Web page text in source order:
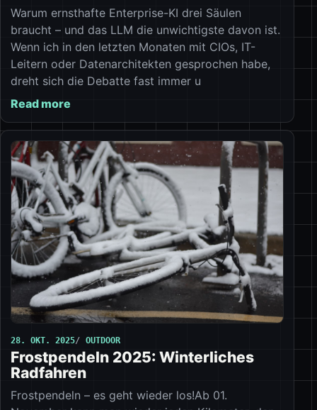
Warum ernsthafte Enterprise-KI drei Säulen
braucht – und das LLM die unwichtigste davon ist.
Wenn ich in den letzten Monaten mit CIOs, IT-
Leitern oder Datenarchitekten gesprochen habe,
dreht sich die Debatte fast immer u
Read more
28. OKT. 2025 OUTDOOR
Frostpendeln 2025: Winterliches
Radfahren
Frostpendeln – es geht wieder los!Ab 01.